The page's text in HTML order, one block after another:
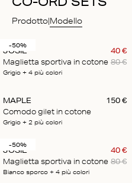
Prodotto Modello
-50%
JOSIE
Maglietta sportiva in cotone
40€
80€
Grigio + 4 più colori
MAPLE
Comodo gilet in cotone
150€
Grigio + 2 più colori
-50%
JOSIE
Maglietta sportiva in cotone
40€
80€
Bianco sporco + 4 più colori